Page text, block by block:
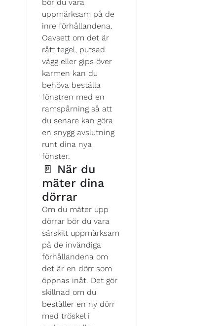
bör du vara
uppmärksam på de
inre förhållandena.
Oavsett om det är
rått tegel, putsad
vägg eller gips över
karmen kan du
behöva beställa
fönstren med en
ramspårning så att
du senare kan göra
en snygg avslutning
runt dina nya
fönster.
🚪 När du
mäter dina
dörrar
Om du mäter upp
dörrar bör du vara
särskilt uppmärksam
på de invändiga
förhållandena om
det är en dörr som
öppnas inåt. Det gör
skillnad om du
beställer en ny dörr
med tröskel i